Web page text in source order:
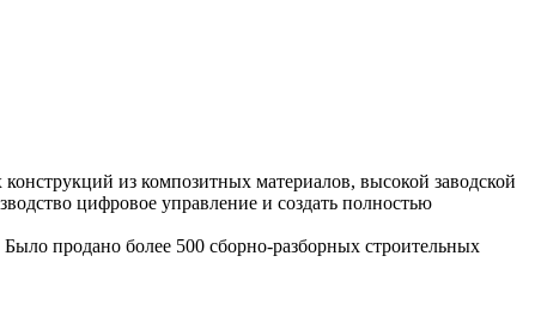
из композитных материалов, высокой заводской
цифровое управление и создать полностью
продано более 500 сборно-разборных строительных